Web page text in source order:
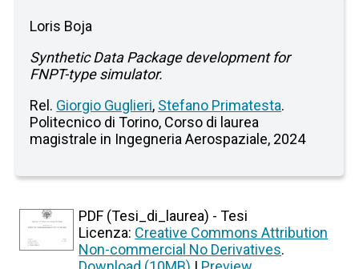
Loris Boja
Synthetic Data Package development for
FNPT-type simulator.
Rel. Giorgio Guglieri, Stefano Primatesta.
Politecnico di Torino, Corso di laurea
magistrale in Ingegneria Aerospaziale, 2024
PDF (Tesi_di_laurea) - Tesi
Licenza: Creative Commons Attribution
Non-commercial No Derivatives.